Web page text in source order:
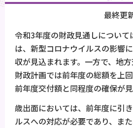
す
最終更
令和3年度の財政見通しについて
は、新型コロナウイルスの影響
収が見込まれます。一方で、地
財政計画では前年度の総額を上
前年度交付額と同程度の確保が見
歳出面においては、前年度に引
ルスへの対応が必要であり、ま